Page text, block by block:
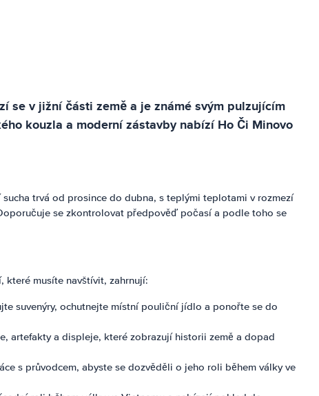
se v jižní části země a je známé svým pulzujícím
kouzla a moderní zástavby nabízí Ho Či Minovo
trvá od prosince do dubna, s teplými teplotami v rozmezí
se zkontrolovat předpověď počasí a podle toho se
které musíte navštívit, zahrnují:
suvenýry, ochutnejte místní pouliční jídlo a ponořte se do
artefakty a displeje, které zobrazují historii země a dopad
s průvodcem, abyste se dozvěděli o jeho roli během války ve